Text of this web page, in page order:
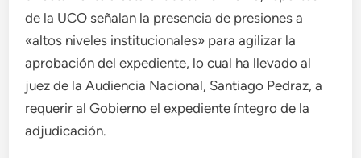
de la UCO señalan la presencia de presiones a
«altos niveles institucionales» para agilizar la
aprobación del expediente, lo cual ha llevado al
juez de la Audiencia Nacional, Santiago Pedraz, a
requerir al Gobierno el expediente íntegro de la
adjudicación.